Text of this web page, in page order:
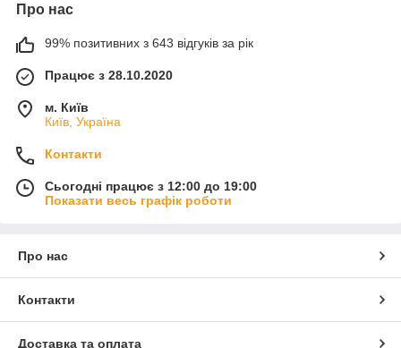
Про нас
99% позитивних з 643 відгуків за рік
Працює з 28.10.2020
м. Київ
Київ, Україна
Контакти
Сьогодні працює з 12:00 до 19:00
Показати весь графік роботи
Про нас
Контакти
Доставка та оплата